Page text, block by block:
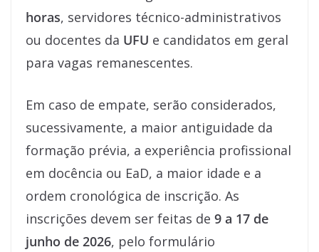
horas, servidores técnico-administrativos
ou docentes da UFU e candidatos em geral
para vagas remanescentes.
Em caso de empate, serão considerados,
sucessivamente, a maior antiguidade da
formação prévia, a experiência profissional
em docência ou EaD, a maior idade e a
ordem cronológica de inscrição. As
inscrições devem ser feitas de 9 a 17 de
junho de 2026, pelo formulário